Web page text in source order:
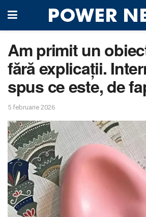
Am primit un
fără explicații.
spus ce este, de
5 februarie 2026